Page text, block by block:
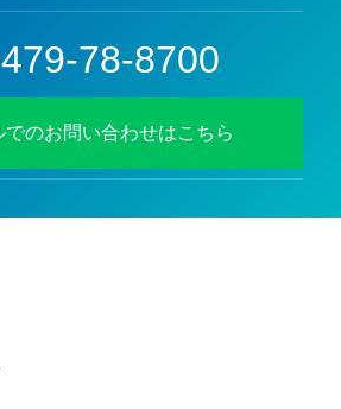
78-8700
でのお問い合わせはこちら